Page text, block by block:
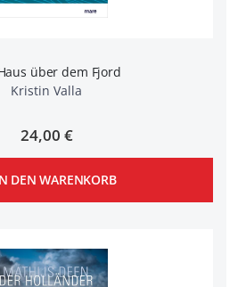
über dem Fjord
Kristin Valla
24,00 €
DEN WARENKORB